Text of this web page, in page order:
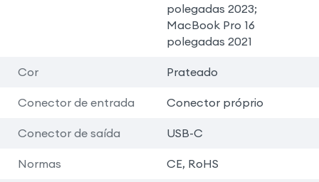
polegadas 2023;
MacBook Pro 16
polegadas 2021
Cor Prateado
Conector de entrada Conector próprio
Conector de saída USB-C
Normas CE, RoHS